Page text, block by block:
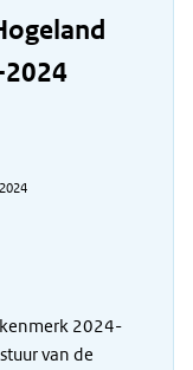
2024
2024-
van de